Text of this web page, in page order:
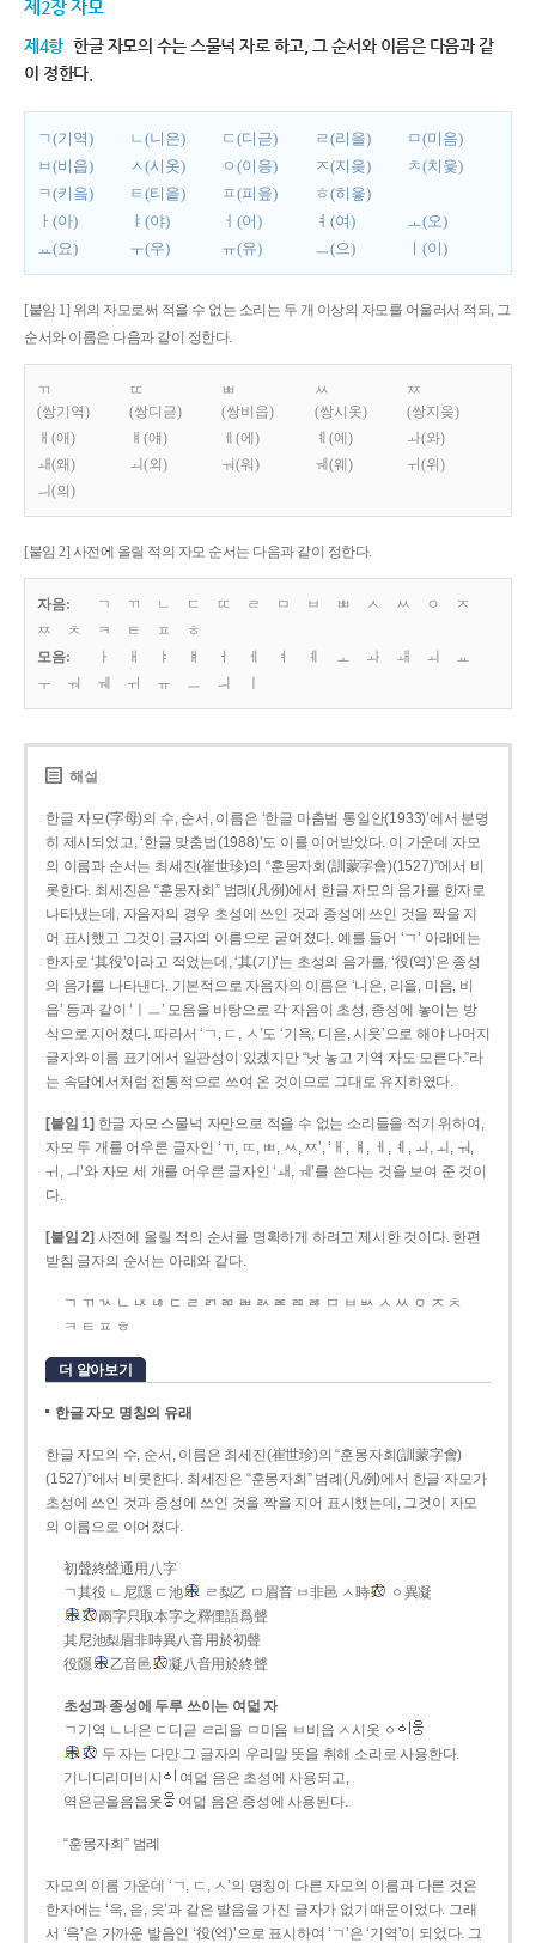
제2장 자모
제4항 한글 자모의 수는 스물넉 자로 하고, 그 순서와 이름은 다음과 같
이 정한다.
ㄱ(기역) ㄴ(니은) ㄷ(디귿) ㄹ(리을)
ㅁ(미음)
ㅂ(비읍)
ㅅ(시옷) ㅇ(이응) ㅈ(지읒)
ㅊ(치읓)
ㅋ(키읔)
ㅌ(티읕) ㅍ(피읖)
ㅎ(히읗)
ㅏ(아)
ㅑ(야) ㅓ(어) ㅕ(여)
ㅗ(오)
ㅛ(요)
ㅜ(우) ㅠ(유) ㅡ(으) ㅣ(이)
[붙임 1] 위의 자모로써 적을 수 없는 소리는 두 개 이상의 자모를 어울러서 적되, 그
순서와 이름은 다음과 같이 정한다.
ㄲ
(쌍기역)
ㄸ
(쌍디귿)
ㅃ
(쌍비읍)
ㅆ
(쌍시옷)
ㅉ
(쌍지읒)
ㅐ(애)
ㅒ(얘) ㅔ(에) ㅖ(예)
ㅘ(와)
ㅙ(왜)
ㅚ(외) ㅝ(워) ㅞ(웨)
ㅟ(위)
ㅢ(의)
[붙임 2] 사전에 올릴 적의 자모 순서는 다음과 같이 정한다.
자음: ㄱ ㄲ ㄴ ㄷ ㄸ ㄹ ㅁ ㅂ ㅃ ㅅ ㅆ ㅇ
ㅈ
ㅉ
ㅊ ㅋ ㅌ ㅍ
ㅎ
모음:
ㅏ ㅐ ㅑ ㅒ ㅓ ㅔ ㅕ ㅖ ㅗ ㅘ ㅙ ㅚ
ㅛ
ㅜ
ㅝ ㅞ ㅟ ㅠ ㅡ ㅢ
해설
한글 자모(字母)의 수, 순서, 이름은 ‘한글 마춤법 통일안(1933)’에서 분명
히 제시되었고, ‘한글 맞춤법(1988)’도 이를 이어받았다. 이 가운데 자모
의 이름과 순서는 최세진(崔世珍)의 “훈몽자회(訓蒙字會)(1527)”에서 비
롯한다. 최세진은 “훈몽자회” 범례(凡例)에서 한글 자모의 음가를 한자로
나타냈는데, 자음자의 경우 초성에 쓰인 것과 종성에 쓰인 것을 짝을 지
어 표시했고 그것이 글자의 이름으로 굳어졌다. 예를 들어 ‘ㄱ’ 아래에는
한자로 ‘其役’이라고 적었는데, ‘其(기)’는 초성의 음가를, ‘役(역)’은 종성
의 음가를 나타낸다. 기본적으로 자음자의 이름은 ‘니은, 리을, 미음, 비
읍’ 등과 같이 ‘ㅣㅡ’ 모음을 바탕으로 각 자음이 초성, 종성에 놓이는 방
식으로 지어졌다. 따라서 ‘ㄱ, ㄷ, ㅅ’도 ‘기윽, 디읃, 시읏’으로 해야 나머지
글자와 이름 표기에서 일관성이 있겠지만 “낫 놓고 기역 자도 모른다.”라
는 속담에서처럼 전통적으로 쓰여 온 것이므로 그대로 유지하였다.
[붙임 1] 한글 자모 스물넉 자만으로 적을 수 없는 소리들을 적기 위하여,
자모 두 개를 어우른 글자인 ‘ㄲ, ㄸ, ㅃ, ㅆ, ㅉ’, ‘ㅐ, ㅒ, ㅔ, ㅖ, ㅘ, ㅚ, ㅝ,
ㅟ, ㅢ’와 자모 세 개를 어우른 글자인 ‘ㅙ, ㅞ’를 쓴다는 것을 보여 준 것이
다.
[붙임 2] 사전에 올릴 적의 순서를 명확하게 하려고 제시한 것이다. 한편
받침 글자의 순서는 아래와 같다.
ㄱ ㄲ ㄳ ㄴ ㄵ ㄶ ㄷ ㄹ ㄺ ㄻ ㄼ ㄽ ㄾ ㄿ ㅀ ㅁ ㅂ ㅄ ㅅ ㅆ ㅇ ㅈ ㅊ
ㅋ ㅌ ㅍ ㅎ
더 알아보기
한글 자모 명칭의 유래
한글 자모의 수, 순서, 이름은 최세진(崔世珍)의 “훈몽자회(訓蒙字會)
(1527)”에서 비롯한다. 최세진은 “훈몽자회” 범례(凡例)에서 한글 자모가
초성에 쓰인 것과 종성에 쓰인 것을 짝을 지어 표시했는데, 그것이 자모
의 이름으로 이어졌다.
初聲終聲通用八字
ㄱ其役 ㄴ尼隱 ㄷ池
ㄹ梨乙 ㅁ眉音 ㅂ非邑 ㅅ時
ㆁ異凝
兩字只取本字之釋俚語爲聲
其尼池梨眉非時異八音用於初聲
役隱
乙音邑 凝八音用於終聲
초성과 종성에 두루 쓰이는 여덟 자
ㄱ기역 ㄴ니은 ㄷ디귿 ㄹ리을 ㅁ미음 ㅂ비읍 ㅅ시옷 ㆁ
두 자는 다만 그 글자의 우리말 뜻을 취해 소리로 사용한다.
기니디리미비시
여덟 음은 초성에 사용되고,
역은귿을음읍옷
여덟 음은 종성에 사용된다.
“훈몽자회” 범례
자모의 이름 가운데 ‘ㄱ, ㄷ, ㅅ’의 명칭이 다른 자모의 이름과 다른 것은
한자에는 ‘윽, 읃, 읏’과 같은 발음을 가진 글자가 없기 때문이었다. 그래
서 ‘윽’은 가까운 발음인 ‘役(역)’으로 표시하여 ‘ㄱ’은 ‘기역’이 되었다. 그